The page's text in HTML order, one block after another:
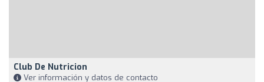
Club De Nutricion
Ver información y datos de contacto